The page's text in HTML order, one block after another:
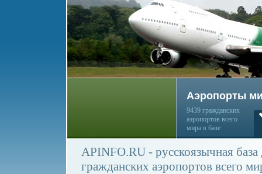
Аэропорты
9439 гражданских
аэропортов всего
мира в базе
APINFO.RU - русскоязычная
гражданских аэропортов всего